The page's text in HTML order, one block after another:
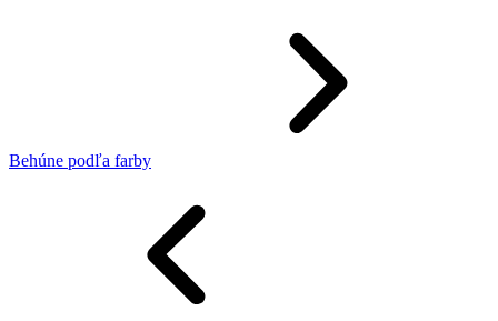
Behúne podľa farby